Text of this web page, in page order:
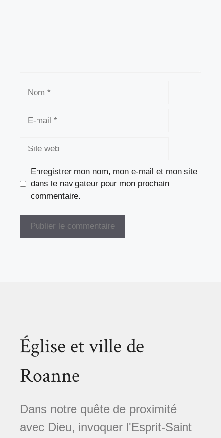
Enregistrer mon nom, mon e-mail et mon site
dans le navigateur pour mon prochain
commentaire.
Église et ville de
Roanne
Dans notre quête de proximité
avec Dieu, invoquer l'Esprit-Saint